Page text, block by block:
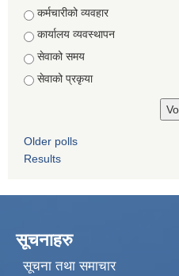
Choices
कर्मचारीको व्यवहार
कार्यालय व्यवस्थापन
सेवाको समय
सेवाको प्रकृया
Older polls
Results
सूचनाहरु
सूचना तथा समाचार